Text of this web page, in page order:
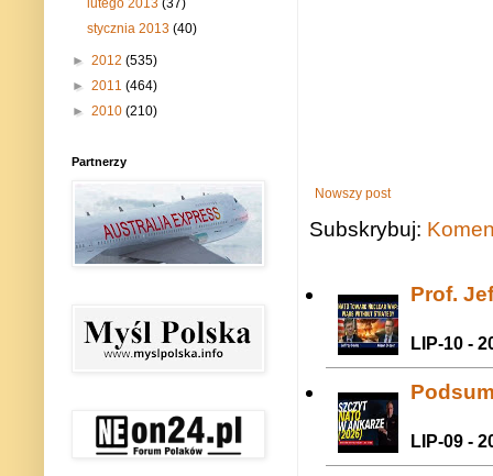
Nowszy post
Subskrybuj:
Prof.
LIP-10 -
LIP-09 -
lutego 2013(37)
stycznia 2013(40)
► 2012 (535)
► 2011 (464)
► 2010 (210)
Partnerzy